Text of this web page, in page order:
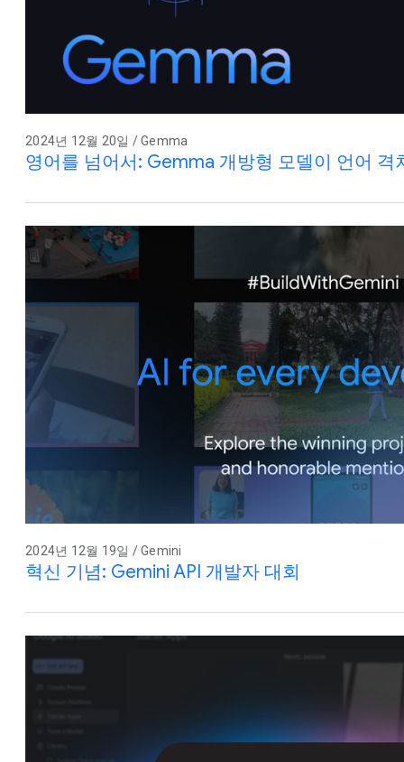
2024년 12월 20일 / Gemma
영어를 넘어서: Gemma 개방형 모델이 언어 격
2024년 12월 19일 / Gemini
혁신 기념: Gemini API 개발자 대회